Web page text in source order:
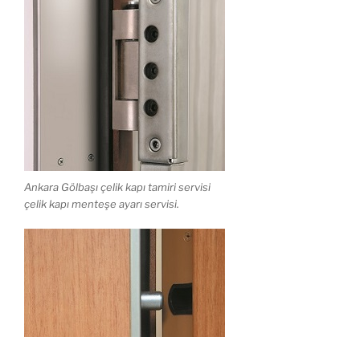
Ankara Gölbaşı çelik kapı tamiri servisi
çelik kapı menteşe ayarı servisi.